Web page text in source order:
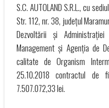
S.C. AUTOLAND S.R.L., cu
Str. 112, nr. 38, județul
Dezvoltării și
Management și Agenția de
calitate de Organism
25.10.2018 contractul de
7.507.072,33 lei.